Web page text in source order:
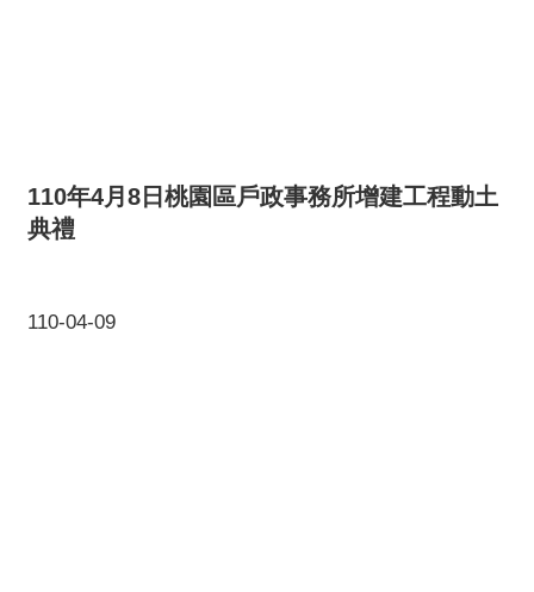
110年4月8日桃園區戶政事務所增建工程動土
典禮
110-04-09